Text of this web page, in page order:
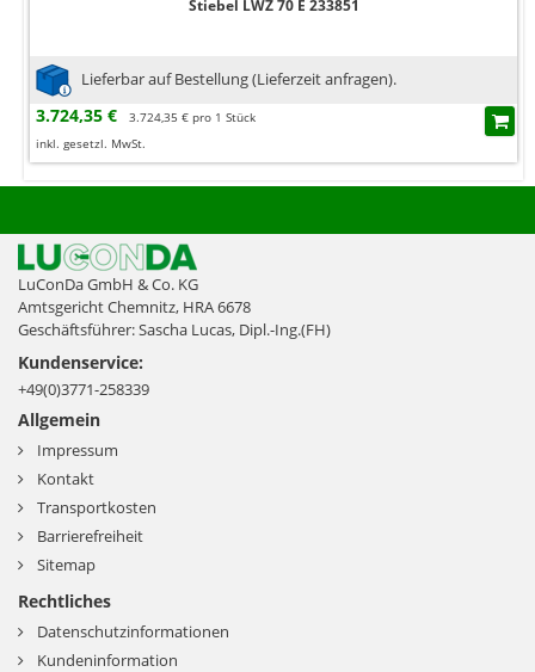
Stiebel LWZ 70 E 233851
Lieferbar auf Bestellung (Lieferzeit anfragen).
3.724,35 €
3.724,35 € pro 1 Stück
inkl. gesetzl. MwSt.
LuConDa GmbH & Co. KG
Amtsgericht Chemnitz, HRA 6678
Geschäftsführer: Sascha Lucas, Dipl.-Ing.(FH)
Kundenservice:
+49(0)3771-258339
Allgemein
Impressum
Kontakt
Transportkosten
Barrierefreiheit
Sitemap
Rechtliches
Datenschutzinformationen
Kundeninformation